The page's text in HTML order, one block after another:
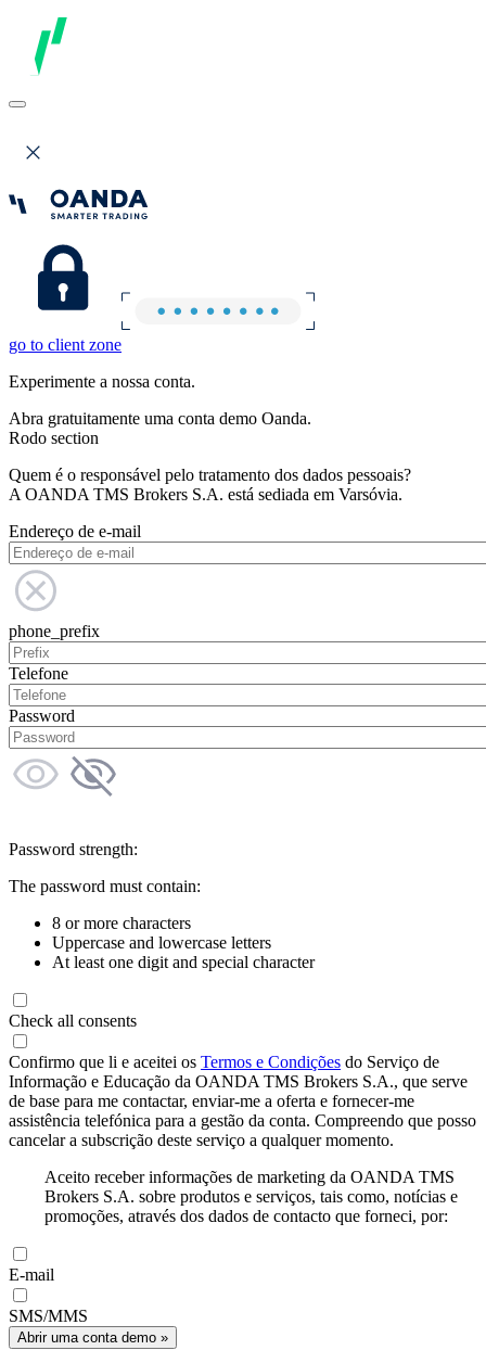
go to client zone
Experimente a nossa conta.
Abra gratuitamente uma conta demo Oanda.
Rodo section
Quem é o responsável pelo tratamento dos dados pessoais?
A OANDA TMS Brokers S.A. está sediada em Varsóvia.
Endereço de e-mail
phone_prefix
Telefone
Password
Password strength:
The password must contain:
8 or more characters
Uppercase and lowercase letters
At least one digit and special character
Check all consents
Confirmo que li e aceitei os Termos e Condições do Serviço de
Informação e Educação da OANDA TMS Brokers S.A., que serve
de base para me contactar, enviar-me a oferta e fornecer-me
assistência telefónica para a gestão da conta. Compreendo que posso
cancelar a subscrição deste serviço a qualquer momento.
Aceito receber informações de marketing da OANDA TMS
Brokers S.A. sobre produtos e serviços, tais como, notícias e
promoções, através dos dados de contacto que forneci, por:
E-mail
SMS/MMS
Abrir uma conta demo »